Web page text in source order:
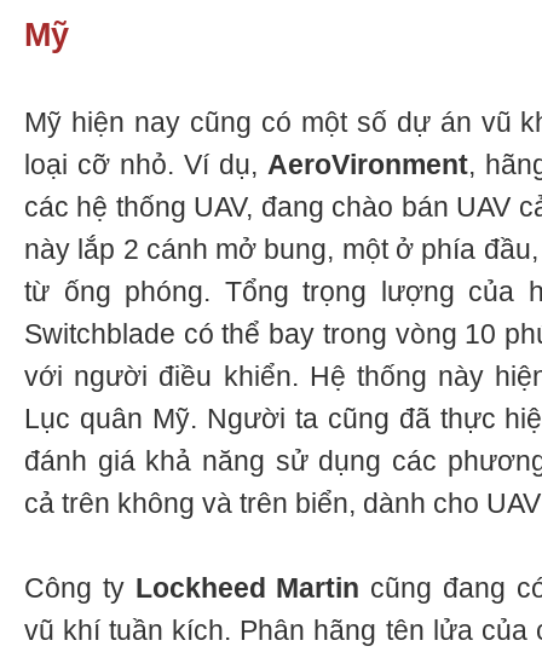
Mỹ
Mỹ hiện nay cũng có một số dự án vũ
loại cỡ nhỏ. Ví dụ, AeroVironment,
các hệ thống UAV, đang chào bán UAV
này lắp 2 cánh mở bung, một ở phía
từ ống phóng. Tổng trọng lượng của
Switchblade có thể bay trong vòng 10
với người điều khiển. Hệ thống này
Lục quân Mỹ. Người ta cũng đã thực
đánh giá khả năng sử dụng các
cả trên không và trên biển, dành cho
Công tyLockheed Martin cũng đang
vũ khí tuần kích. Phân hãng tên lửa của